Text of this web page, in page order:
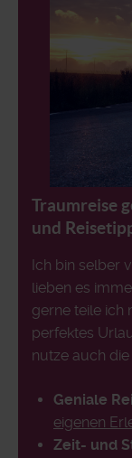
Traumreise
und
Ich bin selber
lieben es
gerne teile ich
perfektes
nutze auch die
Geniale
eigenen
Zeit- und